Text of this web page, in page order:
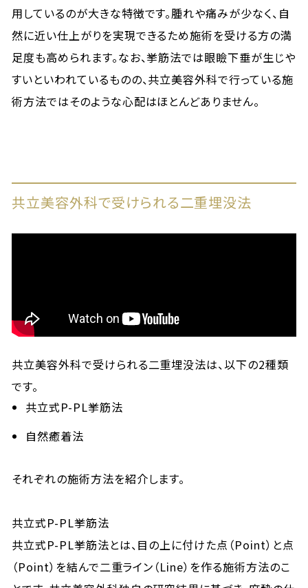
用しているのが大きな特徴です。腫れや痛みが少なく、自
然に近い仕上がりを実現できるため施術を受ける方の満
足度も高められます。なお、挙筋法では眼瞼下垂が生じや
すいといわれているものの、共立美容外科で行っている施
術方法ではそのような心配はほとんどありません。
共立美容外科で受けられる二重埋没法
共立美容外科で受けられる二重埋没法は、以下の2種類
です。
共立式P-PL挙筋法
自然癒着法
それぞれの施術方法を紹介します。
共立式P-PL挙筋法
共立式P-PL挙筋法とは、目の上に付けた点（Point）と点
（Point）を結んで二重ライン（Line）を作る施術方法のこ